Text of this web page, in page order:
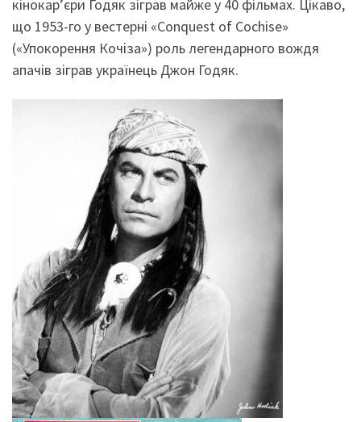
кінокар’єри Годяк зіграв майже у 40 фільмах. Цікаво,
що 1953-го у вестерні «Conquest оf Cochise»
(«Упокорення Кочіза») роль легендарного вождя
апачів зіграв українець Джон Годяк.